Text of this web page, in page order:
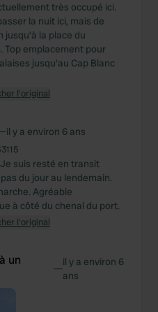
très occupé ici.
la nuit ici, mais de
jusqu'à la place du
Top emplacement pour
jusqu'au Cap Blanc
l'original
il y a environ 6 ans
suis resté en transit
du jour au lendemain.
Agréable
à côté du chenal du port.
l'original
un
—il y a environ 6
ans